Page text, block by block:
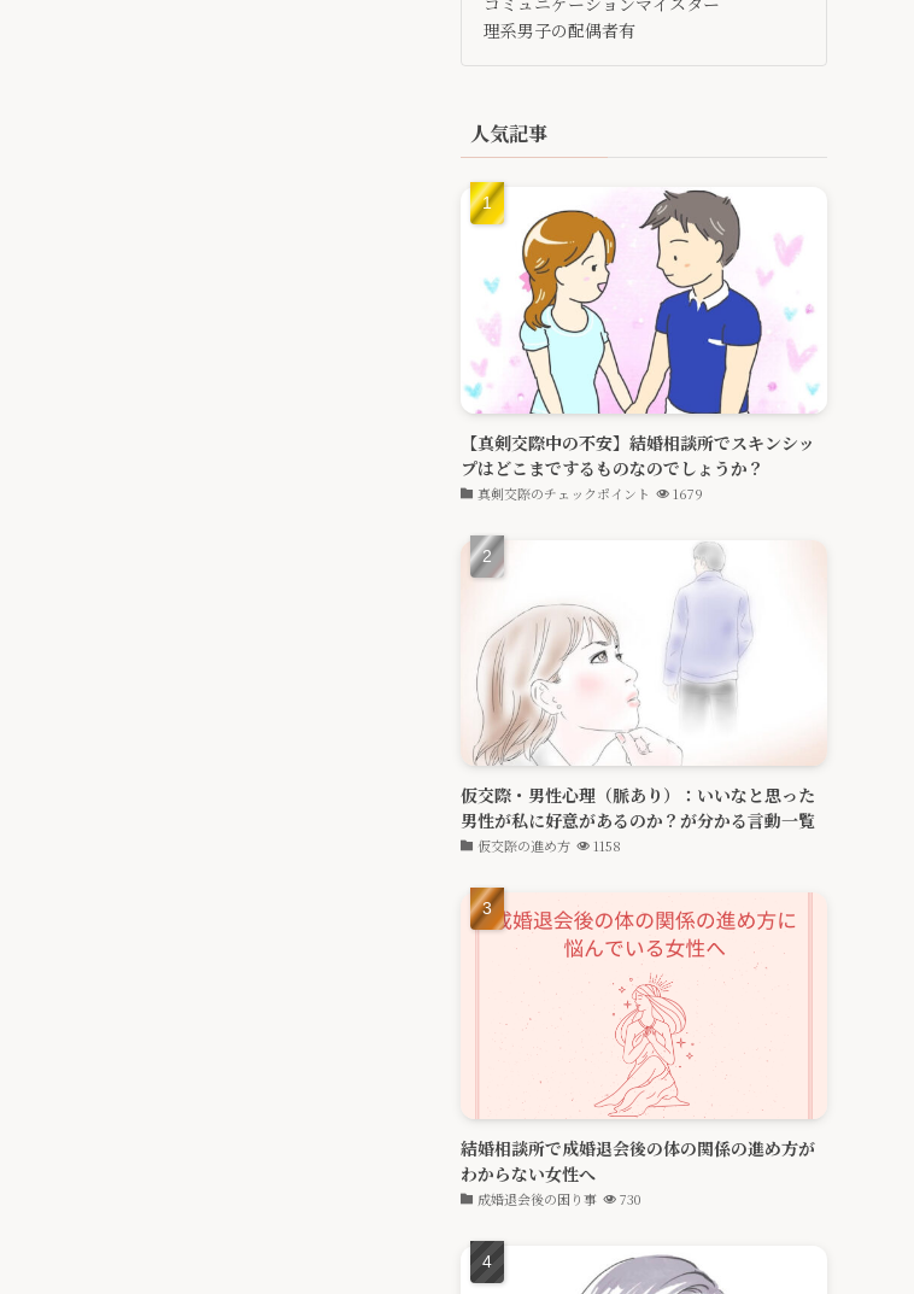
理系男子の配偶者有
人気記事
【真剣交際中の不安】結婚相談所でスキンシッ
プはどこまでするものなのでしょうか？
真剣交際のチェックポイント 1679
仮交際・男性心理（脈あり）：いいなと思った
男性が私に好意があるのか？が分かる言動一覧
仮交際の進め方 1158
結婚相談所で成婚退会後の体の関係の進め方が
わからない女性へ
成婚退会後の困り事 730